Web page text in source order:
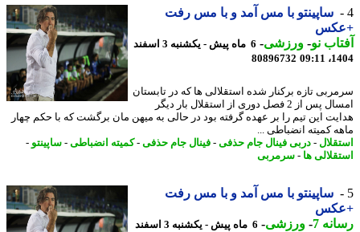
ساپینتو با مس آمد و با مس رفت
نو- ورزشی-
6 ماه پیش - یکشنبه 3 اسفند
80896732
تازه برکنار شده استقلالی ها که در تابستان
امسال پس از 2 فصل دوری از استقلال بار دیگر
این تیم را بر عهده گرفته بود در حالی به میهن مان برگشت که با حکم چهار
کمیته انضباطی ...
-دربی فینال جام حذفی-فینال جام حذفی-کمیته انضباطی-ساپینتو-
ها- سرمربی
ساپینتو با مس آمد و با مس رفت
7
-ورزشی-
6 ماه پیش - یکشنبه 3 اسفند